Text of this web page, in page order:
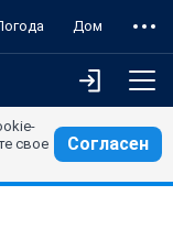
Дом
свое
Согласен